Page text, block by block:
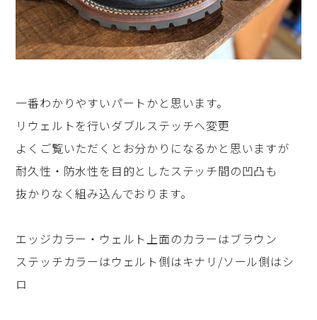
一番わかりやすいパートかと思います。
リウェルトを行いダブルステッチへ変更
よくご覧いただくとお分かりになるかと思いますが
耐久性・防水性を目的としたステッチ間の凹凸も
抜かりなく組み込んでおります。
エッジカラー・ウェルト上面のカラーはブラウン
ステッチカラーはウェルト側はキナリ/ソール側はシ
ロ